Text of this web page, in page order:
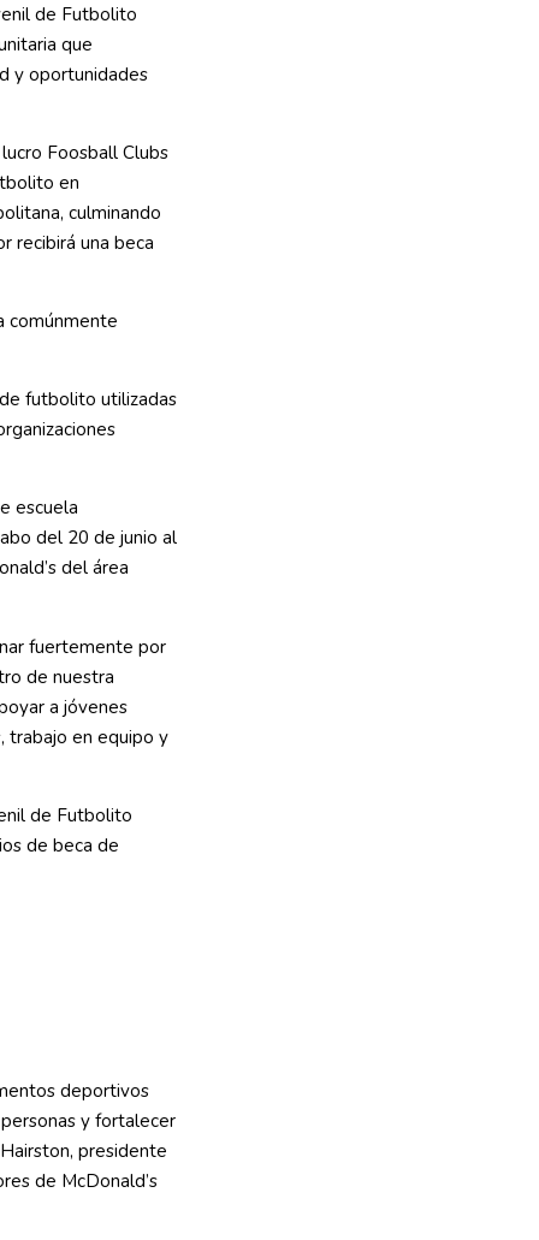
de Futbolito
que
y oportunidades
Foosball Clubs
en
culminando
recibirá una beca
comúnmente
futbolito utilizadas
escuela
del 20 de junio al
del área
fuertemente por
de nuestra
a jóvenes
trabajo en equipo y
deportivos
y fortalecer
presidente
de McDonald’s